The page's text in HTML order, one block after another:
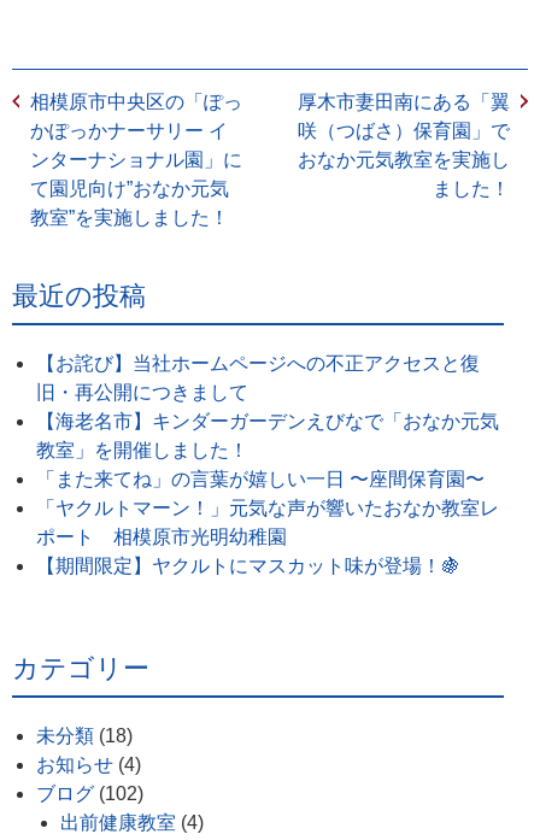
相模原市中央区の「ぽっ
かぽっかナーサリー イ
ンターナショナル園」に
て園児向け”おなか元気
教室”を実施しました！
厚木市妻田南にある「翼
咲（つばさ）保育園」で
おなか元気教室を実施し
ました！
最近の投稿
【お詫び】当社ホームページへの不正アクセスと復
旧・再公開につきまして
【海老名市】キンダーガーデンえびなで「おなか元気
教室」を開催しました！
「また来てね」の言葉が嬉しい一日 〜座間保育園〜
「ヤクルトマーン！」元気な声が響いたおなか教室レ
ポート 相模原市光明幼稚園
【期間限定】ヤクルトにマスカット味が登場！🍇
カテゴリー
未分類 (18)
お知らせ (4)
ブログ (102)
出前健康教室 (4)